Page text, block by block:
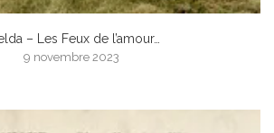
– Les Feux de l’amour…
9 novembre 2023